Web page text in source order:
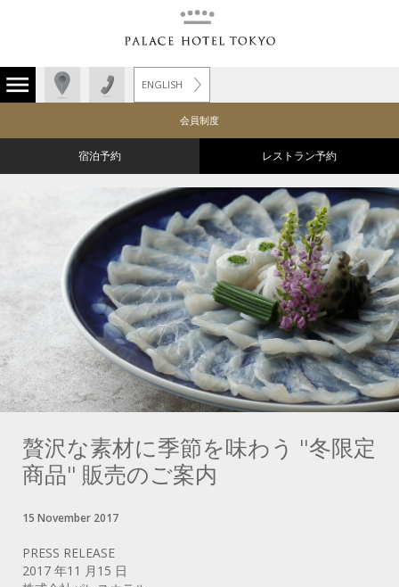
ENGLISH
会員制度
宿泊予約 レストラン予約
贅沢な素材に季節を味わう "冬限定
商品" 販売のご案内
15 November 2017
PRESS RELEASE
2017 年11 月15 日